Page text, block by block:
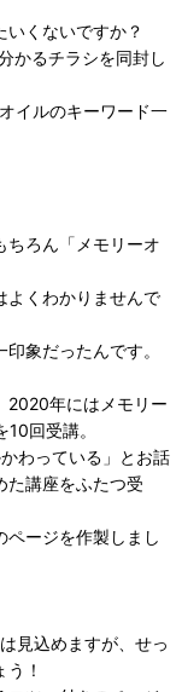
くないですか？
かるチラシを同封し
イルのキーワード一
ちろん「メモリーオ
よくわかりませんで
象だったんです。
2020年にはメモリー
回受講。
わっている」とお話
た講座をふたつ受
ページを作製しまし
見込めますが、せっ
！